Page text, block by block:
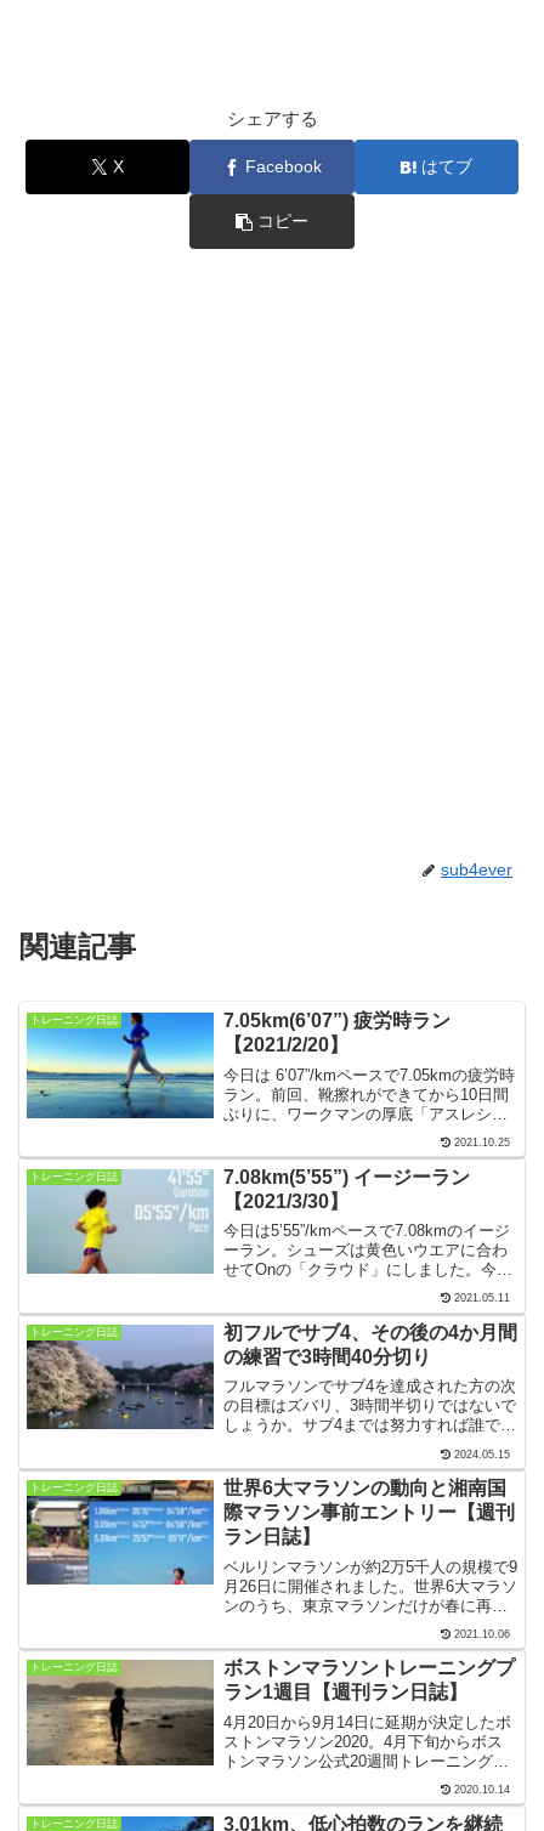
シェアする
X Facebook はてブ
コピー
sub4ever
関連記事
トレーニング日誌
7.05km(6’07”) 疲労時ラン
【2021/2/20】
今日は 6’07”/kmペースで7.05kmの疲労時
ラン。前回、靴擦れができてから10日間
ぶりに、ワークマンの厚底「アスレシュ
ーズ ハイバウンス」を履きました。今日
のコースは材木座海岸から宝戒寺、鶴岡
八幡宮、寿福寺と廻るお花巡りコースで
す。
2021.10.25
トレーニング日誌
7.08km(5’55”) イージーラン
【2021/3/30】
今日は5’55”/kmペースで7.08kmのイージ
ーラン。シューズは黄色いウエアに合わ
せてOnの「クラウド」にしました。今日
のコースは、材木座海岸から波打ち際を
逗子方向や鎌倉の坂の上方向へ行ったり
来たりする海岸ラン。まだまだ桜もきれ
いです！
2021.05.11
トレーニング日誌
初フルでサブ4、その後の4か月間
の練習で3時間40分切り
フルマラソンでサブ4を達成された方の次
の目標はズバリ、3時間半切りではないで
しょうか。サブ4までは努力すれば誰でも
手が届くといわれますが、サブ3.5への道
は厳しいものです。4か月後のレースに向
けて、サブ3.5目標のトレーニングを開始
します！
2024.05.15
トレーニング日誌
世界6大マラソンの動向と湘南国
際マラソン事前エントリー【週刊
ラン日誌】
ベルリンマラソンが約2万5千人の規模で9
月26日に開催されました。世界6大マラソ
ンのうち、東京マラソンだけが春に再延
期、他の5大会は変更なく開催予定です。
ボストンの次回エントリーは11月8日に始
まります。【2021年9月27日〜10月3日】
2021.10.06
トレーニング日誌
ボストンマラソントレーニングプ
ラン1週目【週刊ラン日誌】
4月20日から9月14日に延期が決定したボ
ストンマラソン2020。4月下旬からボス
トンマラソン公式20週間トレーニングプ
ランに挑戦します。目標タイム3時間45
分、レベルは3(週6日練習)。緊急事態宣
言下ですから無理のない範囲でトライし
2020.10.14
トレーニング日誌
3.01km、低心拍数のランを継続